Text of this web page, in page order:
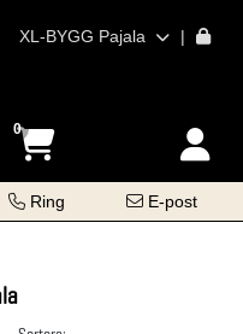
XL-BYGG Pajala |
0
Ring E-post